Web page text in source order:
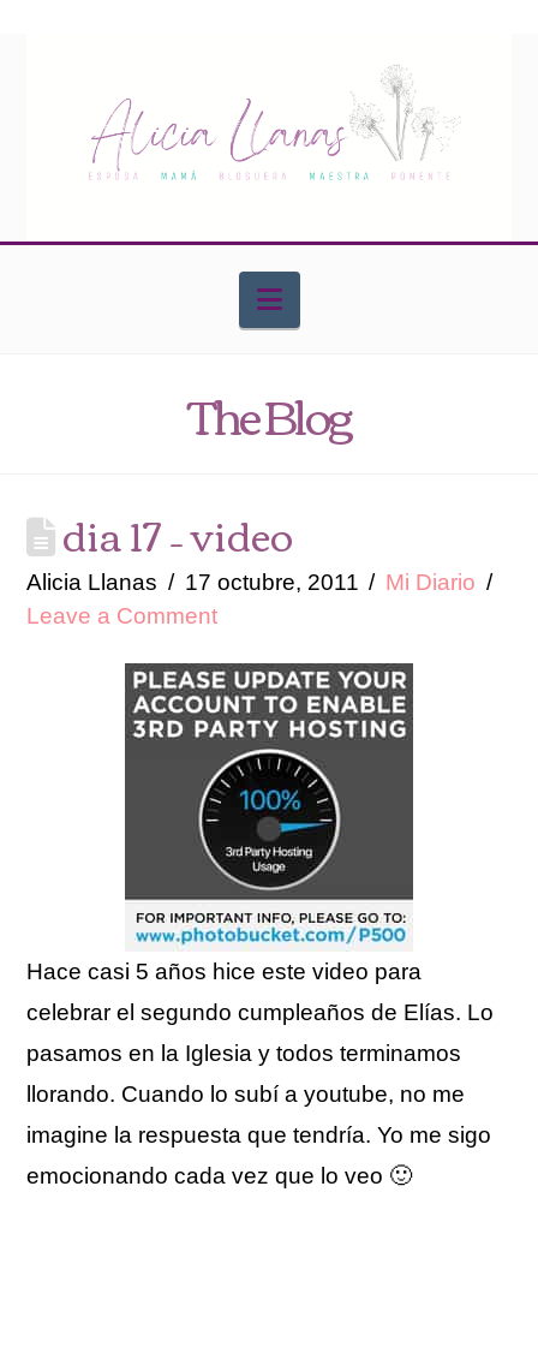
Navigation
The Blog
dia 17 – video
Alicia Llanas 17 octubre, 2011
Mi Diario
Leave a Comment
Hace casi 5 años hice este video para
celebrar el segundo cumpleaños de Elías. Lo
pasamos en la Iglesia y todos terminamos
llorando. Cuando lo subí a youtube, no me
imagine la respuesta que tendría. Yo me sigo
emocionando cada vez que lo veo 🙂